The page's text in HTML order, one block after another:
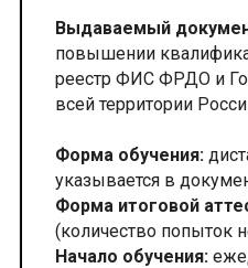
Выдаваемый
повышении
реестр ФИС ФРДО и
всей территории
Форма обучения:
указывается в
Форма итоговой
(количество попыток
Начало обучения: